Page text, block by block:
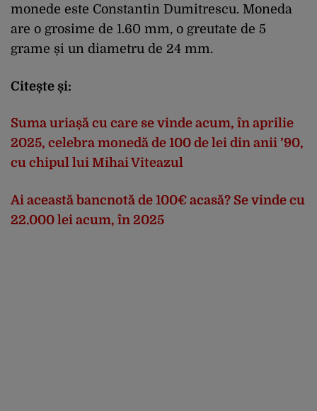
monede este Constantin Dumitrescu. Moneda
are o grosime de 1.60 mm, o greutate de 5
grame și un diametru de 24 mm.
Citește și:
Suma uriașă cu care se vinde acum, în aprilie
2025, celebra monedă de 100 de lei din anii ’90,
cu chipul lui Mihai Viteazul
Ai această bancnotă de 100€ acasă? Se vinde cu
22.000 lei acum, în 2025